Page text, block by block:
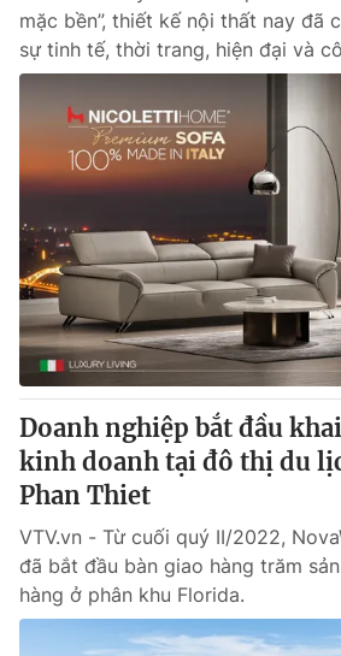
mặc bền”, thiết kế nội thất nay đã
sự tinh tế, thời trang, hiện đại và
Doanh nghiệp bắt đầu
kinh doanh tại đô thị du
Phan Thiet
VTV.vn - Từ cuối quý II/2022,
đã bắt đầu bàn giao hàng trăm
hàng ở phân khu Florida.